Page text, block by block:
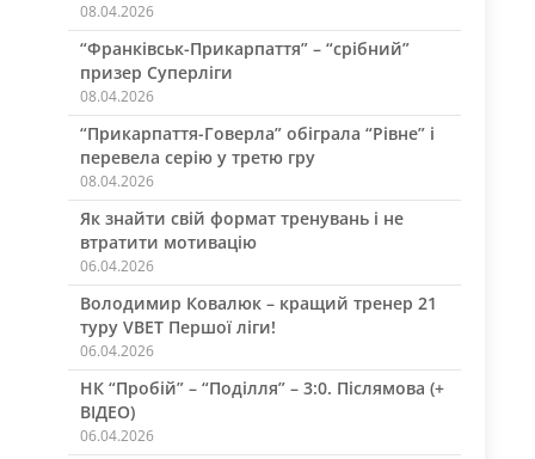
08.04.2026
“Франківськ-Прикарпаття” – “срібний”
призер Суперліги
08.04.2026
“Прикарпаття-Говерла” обіграла “Рівне” і
перевела серію у третю гру
08.04.2026
Як знайти свій формат тренувань і не
втратити мотивацію
06.04.2026
Володимир Ковалюк – кращий тренер 21
туру VBET Першої ліги!
06.04.2026
НК “Пробій” – “Поділля” – 3:0. Післямова (+
ВІДЕО)
06.04.2026